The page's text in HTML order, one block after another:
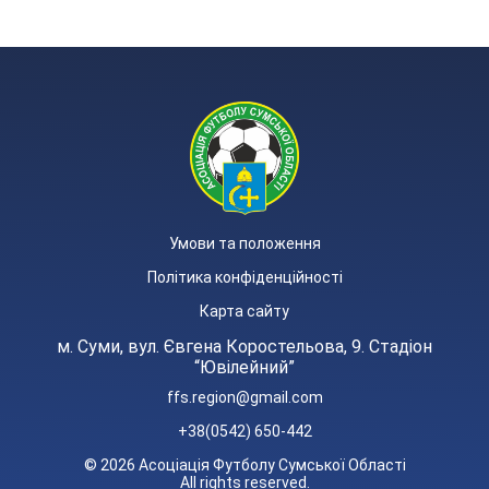
Умови та положення
Політика конфіденційності
Карта сайту
м. Суми, вул. Євгена Коростельова, 9. Стадіон
“Ювілейний”
ffs.region@gmail.com
+38(0542) 650-442
© 2026 Асоціація Футболу Сумської Області
All rights reserved.